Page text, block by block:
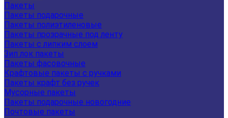
Пакеты
Пакеты подарочные
Пакеты полиэтиленовые
Пакеты прозрачные под ленту
Пакеты с липким слоем
Зип лок пакеты
Пакеты фасовочные
Крафтовые пакеты с ручками
Пакеты крафт без ручек
Мусорные пакеты
Пакеты подарочные новогодние
Почтовые пакеты